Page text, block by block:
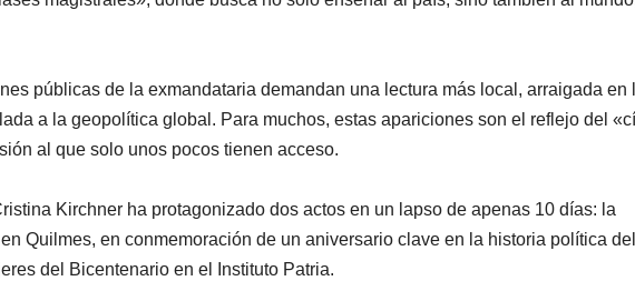
públicas de la exmandataria demandan una lectura más local, arraigada en
a la geopolítica global. Para muchos, estas apariciones son el reflejo del
al que solo unos pocos tienen acceso.
Kirchner ha protagonizado dos actos en un lapso de apenas 10 días: la
Quilmes, en conmemoración de un aniversario clave en la historia política
del Bicentenario en el Instituto Patria.